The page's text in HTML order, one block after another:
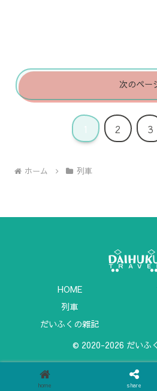
次のペー
1 2 3
ホーム 列車
HOME
列車
だいふくの雑記
© 2020-2026 だいふ
home share